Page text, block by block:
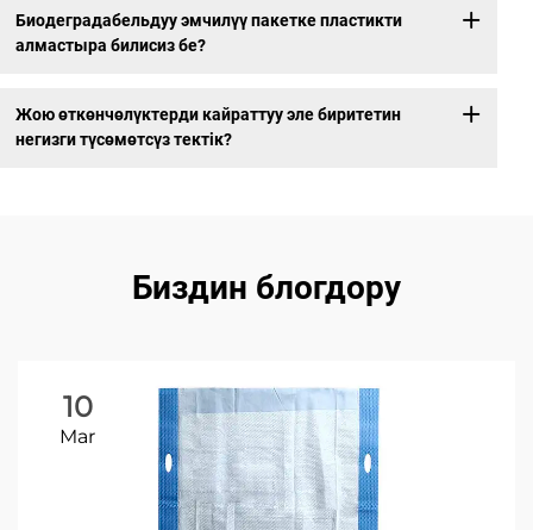
Биодеградабельдуу эмчилүү пакетке пластикти
алмастыра билисиз бе?
Жою өткөнчөлүктерди кайраттуу эле биритетин
негизги түсөмөтсүз тектік?
Биздин блогдору
10
Mar